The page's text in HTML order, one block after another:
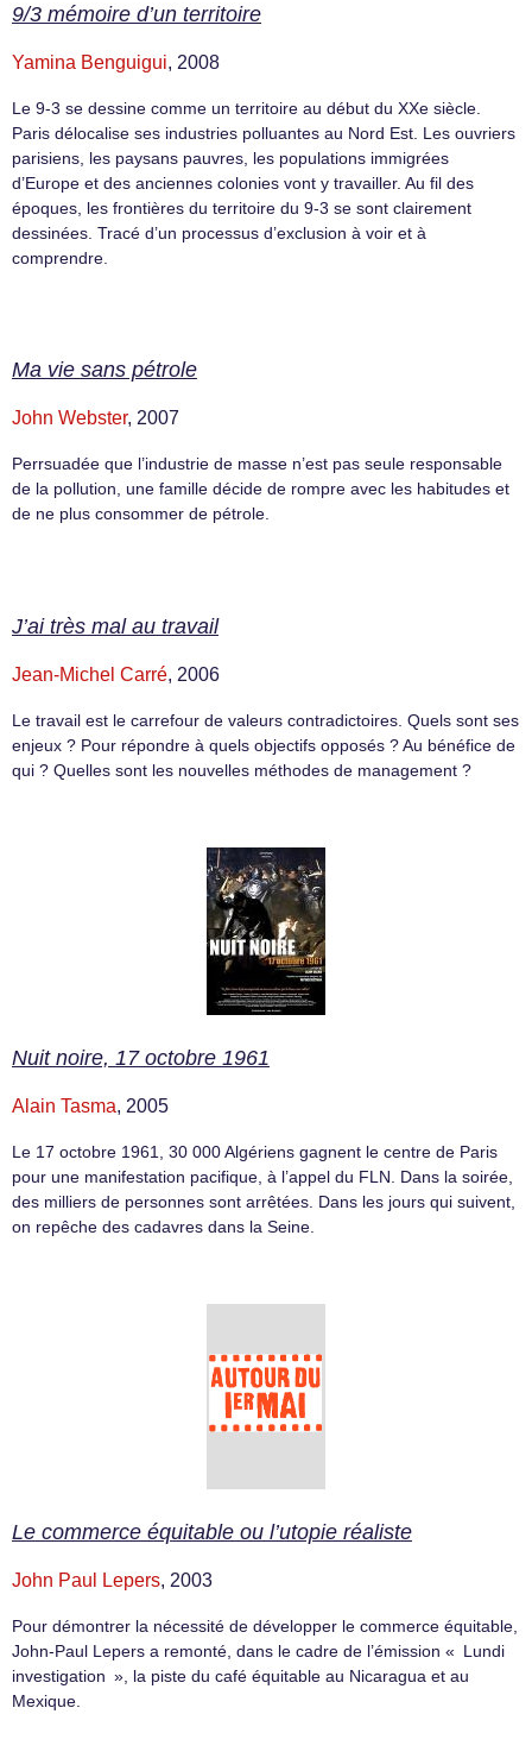
9/3 mémoire d’un territoire
Yamina Benguigui, 2008
Le 9-3 se dessine comme un territoire au début du XXe siècle.
Paris délocalise ses industries polluantes au Nord Est. Les ouvriers
parisiens, les paysans pauvres, les populations immigrées
d’Europe et des anciennes colonies vont y travailler. Au fil des
époques, les frontières du territoire du 9-3 se sont clairement
dessinées. Tracé d’un processus d’exclusion à voir et à
comprendre.
Ma vie sans pétrole
John Webster, 2007
Perrsuadée que l’industrie de masse n’est pas seule responsable
de la pollution, une famille décide de rompre avec les habitudes et
de ne plus consommer de pétrole.
J’ai très mal au travail
Jean-Michel Carré, 2006
Le travail est le carrefour de valeurs contradictoires. Quels sont ses
enjeux ? Pour répondre à quels objectifs opposés ? Au bénéfice de
qui ? Quelles sont les nouvelles méthodes de management ?
Nuit noire, 17 octobre 1961
Alain Tasma, 2005
Le 17 octobre 1961, 30 000 Algériens gagnent le centre de Paris
pour une manifestation pacifique, à l’appel du FLN. Dans la soirée,
des milliers de personnes sont arrêtées. Dans les jours qui suivent,
on repêche des cadavres dans la Seine.
Le commerce équitable ou l’utopie réaliste
John Paul Lepers, 2003
Pour démontrer la nécessité de développer le commerce équitable,
John-Paul Lepers a remonté, dans le cadre de l’émission « Lundi
investigation », la piste du café équitable au Nicaragua et au
Mexique.